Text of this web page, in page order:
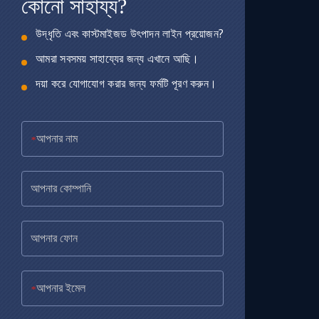
কোনো সাহায্য?
উদ্ধৃতি এবং কাস্টমাইজড উৎপাদন লাইন প্রয়োজন?
আমরা সবসময় সাহায্যের জন্য এখানে আছি।
দয়া করে যোগাযোগ করার জন্য ফর্মটি পূরণ করুন।
*
*